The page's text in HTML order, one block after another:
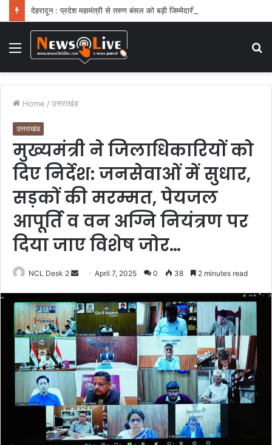
देहरादून : प्रदेश महामंत्री से तरुण बंसल को बड़ी जिम्मेदारी
Menu
Home / उत्तराखंड
उत्तराखंड
मुख्यमंत्री ने जिलाधिकारियों को
दिए निर्देश: जनसेवाओं में सुधार,
सड़कों की मरम्मत, पेयजल
आपूर्ति व वन अग्नि नियंत्रण पर
दिया जाए विशेष जोर…
NCL Desk 2
n
d
a
n
e
m
a
i
l
April 7, 2025 0 38 2 minutes read